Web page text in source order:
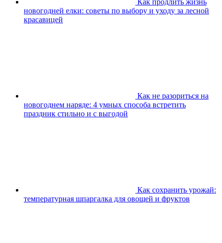
Как продлить жизнь
новогодней елки: советы по выбору и уходу за лесной
красавицей
Как не разориться на
новогоднем наряде: 4 умных способа встретить
праздник стильно и с выгодой
Как сохранить урожай:
температурная шпаргалка для овощей и фруктов